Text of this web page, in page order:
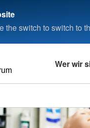
the switch to switch to
Wer wir